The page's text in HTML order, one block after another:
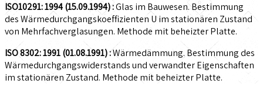
ISO10291: 1994 (15.09.1994) :Glas im Bauwesen. Bestimmung
des Wärmedurchgangskoeffizienten U im stationären Zustand
von Mehrfachverglasungen. Methode mit beheizter Platte.
ISO 8302: 1991 (01.08.1991) :Wärmedämmung. Bestimmung des
Wärmedurchgangswiderstands und verwandter Eigenschaften
im stationären Zustand. Methode mit beheizter Platte.